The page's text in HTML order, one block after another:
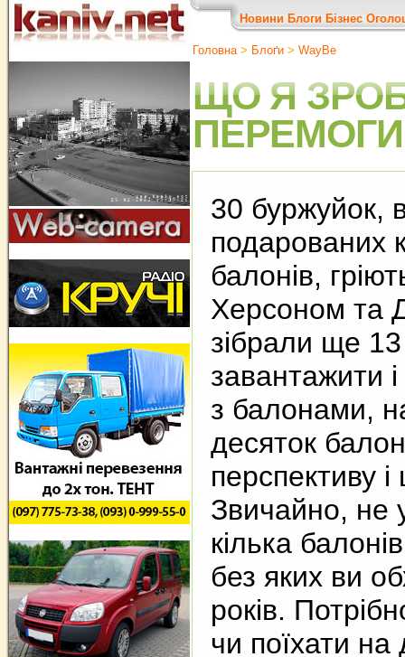
Новини Блоги Бізнес
Головна> Блоґи > WayBe
ЩО Я
30 буржуйок,
подарованих
балонів,
Херсоном та
зібрали ще
завантажити
з балонами,
десяток
перспективу
Звичайно, не
кілька
без яких ви
років.
чи поїхати на